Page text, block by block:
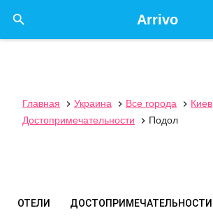
Arrivo

Главная  Украина  Все города  Киев
Достопримечательности
 Подол
ОТЕЛИ ДОСТОПРИМЕЧАТЕЛЬНОСТИ